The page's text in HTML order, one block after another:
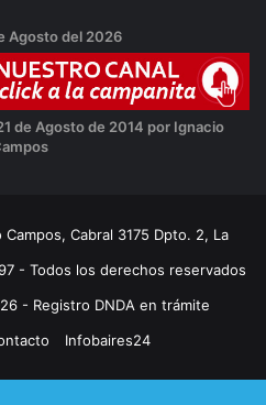
Agosto del 2026
de Agosto de 2014 por Ignacio
Cabral 3175 Dpto. 2, La
- Todos los derechos reservados
- Registro DNDA en trámite
Infobaires24